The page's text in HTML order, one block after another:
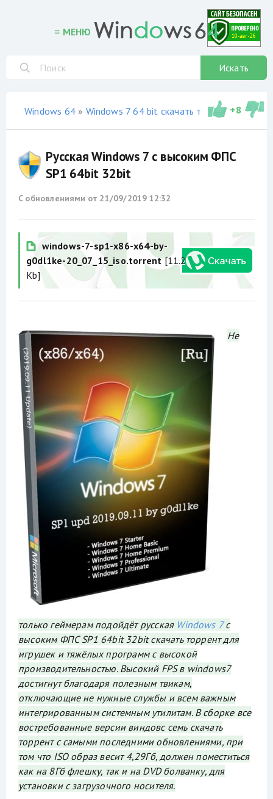
≡ МЕНЮ
Искать
Windows 64» Windows 7 64 bit скачать торрент»
+8
Русская Windows 7 с высоким ФПС
SP1 64bit 32bit
С обновлениями от 21/09/2019 12:32
windows-7-sp1-x86-x64-by-
g0dl1ke-20_07_15_iso.torrent[11.2
Kb]
Не
только геймерам подойдёт русская Windows 7с
высоким ФПС SP1 64bit 32bit скачать торрент для
игрушек и тяжёлых программ с высокой
производительностью. Высокий FPS в windows7
достигнут благодаря полезным твикам,
отключающие не нужные службы и всем важным
интегрированным системным утилитам. В сборке все
востребованные версии виндовс семь скачать
торрент с самыми последними обновлениями, при
том что ISO образ весит 4,29Гб, должен поместиться
как на 8Гб флешку, так и на DVD болванку, для
установки с загрузочного носителя.